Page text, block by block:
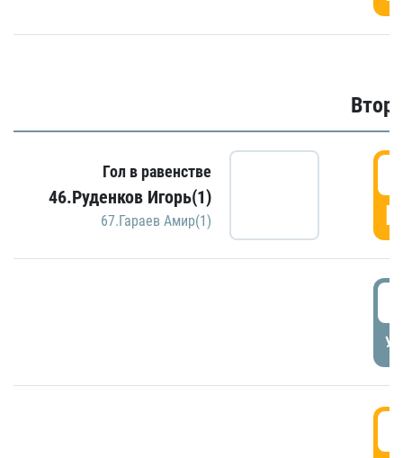
Гол в равенстве
46.Руденков Игорь(1)
67.Гараев Амир(1)